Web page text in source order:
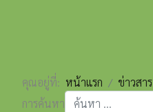
คุณอยู่ที่: หน้าแรก ข่าวสาร
การค้นหา